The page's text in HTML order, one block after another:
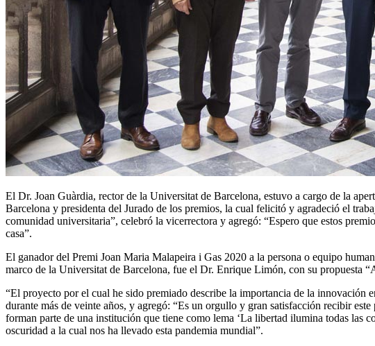
El Dr. Joan Guàrdia, rector de la Universitat de Barcelona, estuvo a cargo de la
Barcelona y presidenta del Jurado de los premios, la cual felicitó y agradeció el
comunidad universitaria”, celebró la vicerrectora y agregó: “Espero que estos
casa”.
El ganador del Premi Joan Maria Malapeira i Gas 2020 a la persona o equipo
marco de la Universitat de Barcelona, fue el Dr. Enrique Limón, con su propuesta
“El proyecto por el cual he sido premiado describe la importancia de la
durante más de veinte años, y agregó: “Es un orgullo y gran satisfacción recibir
forman parte de una institución que tiene como lema ‘La libertad ilumina todas las
oscuridad a la cual nos ha llevado esta pandemia mundial”.